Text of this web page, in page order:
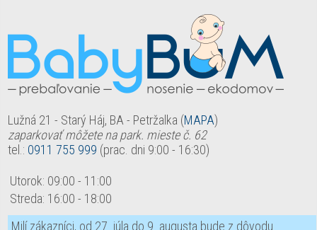
Lužná 21 - Starý Háj, BA - Petržalka (MAPA)
zaparkovať môžete na park. mieste č. 62
tel.: 0911 755 999 (prac. dni 9:00 - 16:30)
Utorok: 09:00 - 11:00
Streda: 16:00 - 18:00
Milí zákazníci, od 27. júla do 9. augusta bude z dôvodu